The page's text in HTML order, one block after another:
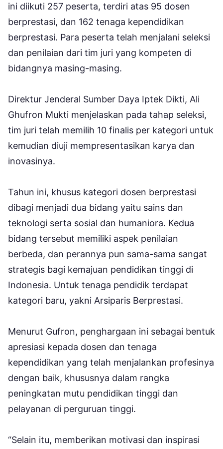
ini diikuti 257 peserta, terdiri atas 95 dosen
berprestasi, dan 162 tenaga kependidikan
berprestasi. Para peserta telah menjalani seleksi
dan penilaian dari tim juri yang kompeten di
bidangnya masing-masing.
Direktur Jenderal Sumber Daya Iptek Dikti, Ali
Ghufron Mukti menjelaskan pada tahap seleksi,
tim juri telah memilih 10 finalis per kategori untuk
kemudian diuji mempresentasikan karya dan
inovasinya.
Tahun ini, khusus kategori dosen berprestasi
dibagi menjadi dua bidang yaitu sains dan
teknologi serta sosial dan humaniora. Kedua
bidang tersebut memiliki aspek penilaian
berbeda, dan perannya pun sama-sama sangat
strategis bagi kemajuan pendidikan tinggi di
Indonesia. Untuk tenaga pendidik terdapat
kategori baru, yakni Arsiparis Berprestasi.
Menurut Gufron, penghargaan ini sebagai bentuk
apresiasi kepada dosen dan tenaga
kependidikan yang telah menjalankan profesinya
dengan baik, khususnya dalam rangka
peningkatan mutu pendidikan tinggi dan
pelayanan di perguruan tinggi.
“Selain itu, memberikan motivasi dan inspirasi